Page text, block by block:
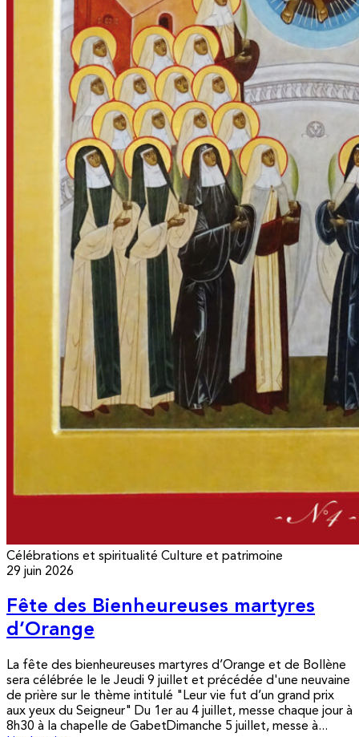
Célébrations et spiritualité Culture et patrimoine
29 juin 2026
Fête des Bienheureuses martyres
d’Orange
La fête des bienheureuses martyres d’Orange et de Bollène
sera célébrée le le Jeudi 9 juillet et précédée d'une neuvaine
de prière sur le thème intitulé "Leur vie fut d’un grand prix
aux yeux du Seigneur" Du 1er au 4 juillet, messe chaque jour à
8h30 à la chapelle de GabetDimanche 5 juillet, messe à...